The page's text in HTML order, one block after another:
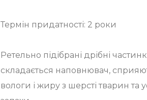
Термін придатності: 2 роки
Ретельно підібрані дрібні
складається наповнювач,
вологи і жиру з шерсті тварин та